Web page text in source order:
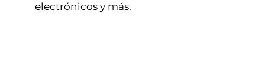
electrónicos y más.